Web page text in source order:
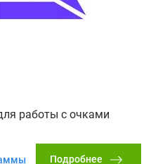
работы с очками
Подробнее